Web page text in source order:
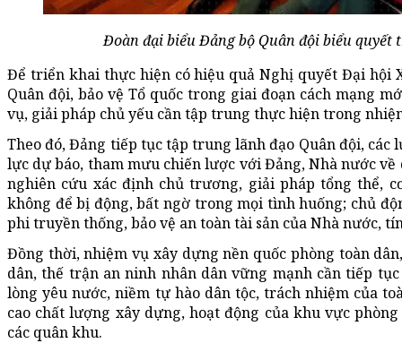
Đoàn đại biểu Đảng bộ Quân đội biểu
Để triển khai thực hiện có hiệu quả Nghị quyết Đại hội
Quân đội, bảo vệ Tổ quốc trong giai đoạn cách mạng
vụ, giải pháp chủ yếu cần tập trung thực hiện trong
Theo đó, Đảng tiếp tục tập trung lãnh đạo Quân đội,
lực dự báo, tham mưu chiến lược với Đảng, Nhà nước
nghiên cứu xác định chủ trương, giải pháp tổng thể,
không để bị động, bất ngờ trong mọi tình huống; chủ
phi truyền thống, bảo vệ an toàn tài sản của Nhà nước,
Đồng thời, nhiệm vụ xây dựng nền quốc phòng toàn
dân, thế trận an ninh nhân dân vững mạnh cần tiếp
lòng yêu nước, niềm tự hào dân tộc, trách nhiệm của
cao chất lượng xây dựng, hoạt động của khu vực
các quân khu.